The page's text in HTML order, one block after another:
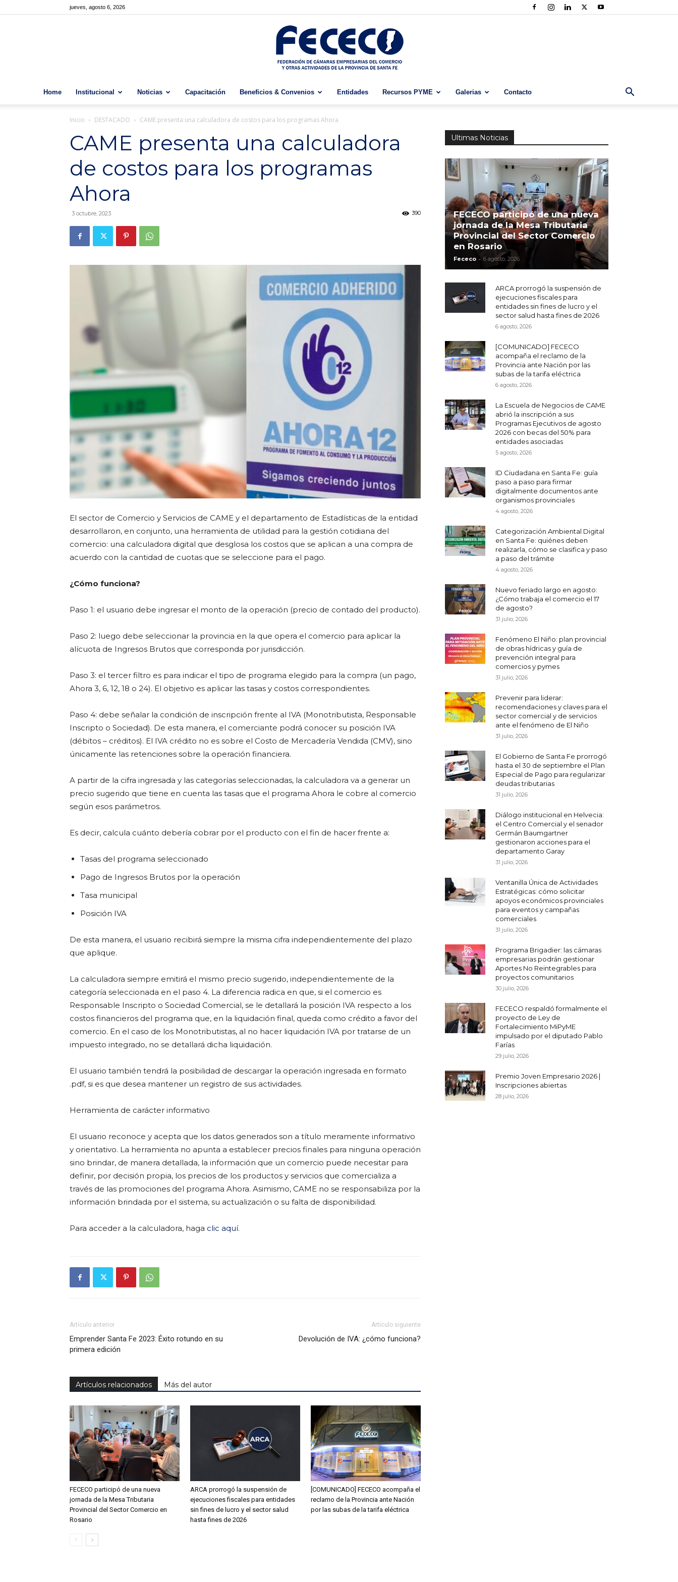
jueves, agosto 6, 2026
Home Institucional Noticias Capacitación Beneficios & Convenios Entidades Recursos PYME Galerias Contacto
Inicio DESTACADO CAME presenta una calculadora de costos para los programas Ahora
CAME presenta una calculadora
de costos para los programas
Ahora
3 octubre, 2023 390
El sector de Comercio y Servicios de CAME y el departamento de Estadísticas de la entidad
desarrollaron, en conjunto, una herramienta de utilidad para la gestión cotidiana del
comercio: una calculadora digital que desglosa los costos que se aplican a una compra de
acuerdo con la cantidad de cuotas que se seleccione para el pago.
¿Cómo funciona?
Paso 1: el usuario debe ingresar el monto de la operación (precio de contado del producto).
Paso 2: luego debe seleccionar la provincia en la que opera el comercio para aplicar la
alícuota de Ingresos Brutos que corresponda por jurisdicción.
Paso 3: el tercer filtro es para indicar el tipo de programa elegido para la compra (un pago,
Ahora 3, 6, 12, 18 o 24). El objetivo es aplicar las tasas y costos correspondientes.
Paso 4: debe señalar la condición de inscripción frente al IVA (Monotributista, Responsable
Inscripto o Sociedad). De esta manera, el comerciante podrá conocer su posición IVA
(débitos – créditos). El IVA crédito no es sobre el Costo de Mercadería Vendida (CMV), sino
únicamente las retenciones sobre la operación financiera.
A partir de la cifra ingresada y las categorías seleccionadas, la calculadora va a generar un
precio sugerido que tiene en cuenta las tasas que el programa Ahora le cobre al comercio
según esos parámetros.
Es decir, calcula cuánto debería cobrar por el producto con el fin de hacer frente a:
Tasas del programa seleccionado
Pago de Ingresos Brutos por la operación
Tasa municipal
Posición IVA
De esta manera, el usuario recibirá siempre la misma cifra independientemente del plazo
que aplique.
La calculadora siempre emitirá el mismo precio sugerido, independientemente de la
categoría seleccionada en el paso 4. La diferencia radica en que, si el comercio es
Responsable Inscripto o Sociedad Comercial, se le detallará la posición IVA respecto a los
costos financieros del programa que, en la liquidación final, queda como crédito a favor del
comercio. En el caso de los Monotributistas, al no hacer liquidación IVA por tratarse de un
impuesto integrado, no se detallará dicha liquidación.
El usuario también tendrá la posibilidad de descargar la operación ingresada en formato
.pdf, si es que desea mantener un registro de sus actividades.
Herramienta de carácter informativo
El usuario reconoce y acepta que los datos generados son a título meramente informativo
y orientativo. La herramienta no apunta a establecer precios finales para ninguna operación
sino brindar, de manera detallada, la información que un comercio puede necesitar para
definir, por decisión propia, los precios de los productos y servicios que comercializa a
través de las promociones del programa Ahora. Asimismo, CAME no se responsabiliza por la
información brindada por el sistema, su actualización o su falta de disponibilidad.
Para acceder a la calculadora, haga clic aquí.
Artículo anterior
Emprender Santa Fe 2023: Éxito rotundo en su
primera edición
Artículo siguiente
Devolución de IVA: ¿cómo funciona?
Artículos relacionados Más del autor
FECECO participó de una nueva
jornada de la Mesa Tributaria
Provincial del Sector Comercio en
Rosario
ARCA prorrogó la suspensión de
ejecuciones fiscales para entidades
sin fines de lucro y el sector salud
hasta fines de 2026
[COMUNICADO] FECECO acompaña el
reclamo de la Provincia ante Nación
por las subas de la tarifa eléctrica
Ultimas Noticias
FECECO participó de una nueva
jornada de la Mesa Tributaria
Provincial del Sector Comercio
en Rosario
Fececo - 6 agosto, 2026
ARCA prorrogó la suspensión de
ejecuciones fiscales para
entidades sin fines de lucro y el
sector salud hasta fines de 2026
6 agosto, 2026
[COMUNICADO] FECECO
acompaña el reclamo de la
Provincia ante Nación por las
subas de la tarifa eléctrica
6 agosto, 2026
La Escuela de Negocios de CAME
abrió la inscripción a sus
Programas Ejecutivos de agosto
2026 con becas del 50% para
entidades asociadas
5 agosto, 2026
ID Ciudadana en Santa Fe: guía
paso a paso para firmar
digitalmente documentos ante
organismos provinciales
4 agosto, 2026
Categorización Ambiental Digital
en Santa Fe: quiénes deben
realizarla, cómo se clasifica y paso
a paso del trámite
4 agosto, 2026
Nuevo feriado largo en agosto:
¿Cómo trabaja el comercio el 17
de agosto?
31 julio, 2026
Fenómeno El Niño: plan provincial
de obras hídricas y guía de
prevención integral para
comercios y pymes
31 julio, 2026
Prevenir para liderar:
recomendaciones y claves para el
sector comercial y de servicios
ante el fenómeno de El Niño
31 julio, 2026
El Gobierno de Santa Fe prorrogó
hasta el 30 de septiembre el Plan
Especial de Pago para regularizar
deudas tributarias
31 julio, 2026
Diálogo institucional en Helvecia:
el Centro Comercial y el senador
Germán Baumgartner
gestionaron acciones para el
departamento Garay
31 julio, 2026
Ventanilla Única de Actividades
Estratégicas: cómo solicitar
apoyos económicos provinciales
para eventos y campañas
comerciales
31 julio, 2026
Programa Brigadier: las cámaras
empresarias podrán gestionar
Aportes No Reintegrables para
proyectos comunitarios
30 julio, 2026
FECECO respaldó formalmente el
proyecto de Ley de
Fortalecimiento MiPyME
impulsado por el diputado Pablo
Farías
29 julio, 2026
Premio Joven Empresario 2026 |
Inscripciones abiertas
28 julio, 2026